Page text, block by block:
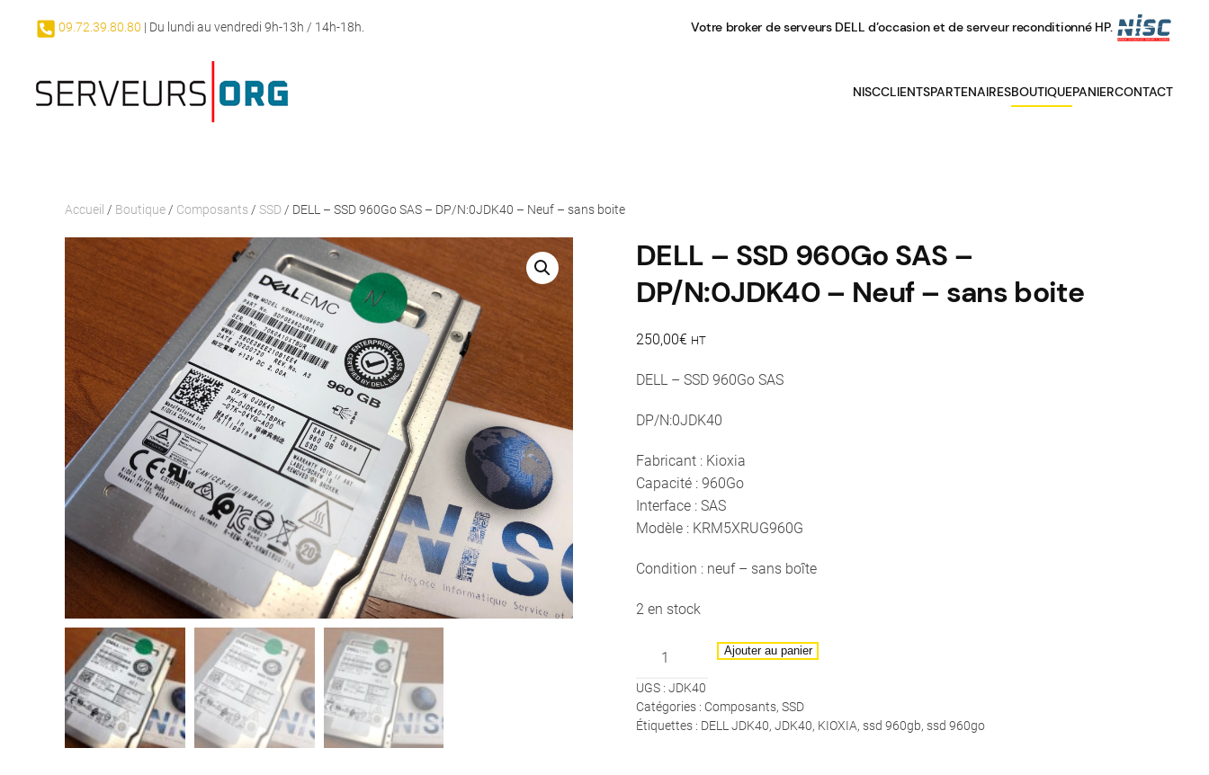
09.72.39.80.80 | Du lundi au vendredi 9h-13h / 14h-18h. Votre broker de serveurs DELL d’occasion et de serveur reconditionné HP.
NISCCLIENTSPARTENAIRESBOUTIQUEPANIERCONTACT
Accueil / Boutique / Composants / SSD / DELL – SSD 960Go SAS – DP/N:0JDK40 – Neuf – sans boite
DELL – SSD 960Go SAS –
DP/N:0JDK40 – Neuf – sans boite
250,00€ HT
DELL – SSD 960Go SAS
DP/N:0JDK40
Fabricant : Kioxia
Capacité : 960Go
Interface : SAS
Modèle : KRM5XRUG960G
Condition : neuf – sans boîte
2 en stock
quantité
DELL
-
SSD
Ajouter au panier
UGS : JDK40
Catégories : Composants, SSD
Étiquettes : DELL JDK40, JDK40, KIOXIA, ssd 960gb, ssd 960go